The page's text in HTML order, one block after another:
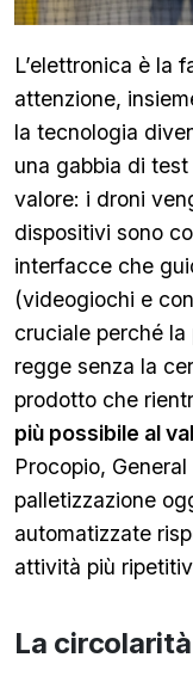
L’elettronica è la
attenzione,
la tecnologia
una gabbia di
valore: i droni
dispositivi sono
interfacce che
(videogiochi e
cruciale perché
regge senza la
prodotto che
più possibile al
Procopio,
palletizzazione
automatizzate
attività più
La